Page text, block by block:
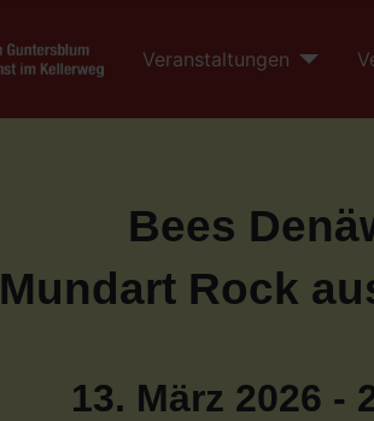
Veranstaltungen
Bees
Mundart Rock
13. März 2026 -